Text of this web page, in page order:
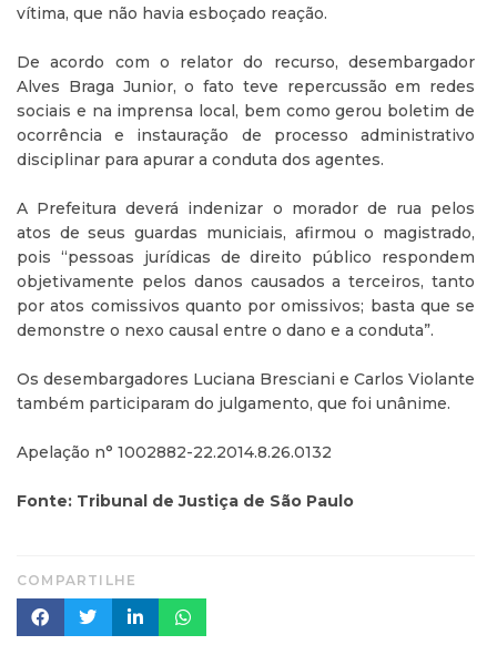
vítima, que não havia esboçado reação.
De acordo com o relator do recurso, desembargador
Alves Braga Junior, o fato teve repercussão em redes
sociais e na imprensa local, bem como gerou boletim de
ocorrência e instauração de processo administrativo
disciplinar para apurar a conduta dos agentes.
A Prefeitura deverá indenizar o morador de rua pelos
atos de seus guardas municiais, afirmou o magistrado,
pois “pessoas jurídicas de direito público respondem
objetivamente pelos danos causados a terceiros, tanto
por atos comissivos quanto por omissivos; basta que se
demonstre o nexo causal entre o dano e a conduta”.
Os desembargadores Luciana Bresciani e Carlos Violante
também participaram do julgamento, que foi unânime.
Apelação n° 1002882-22.2014.8.26.0132
Fonte: Tribunal de Justiça de São Paulo
COMPARTILHE